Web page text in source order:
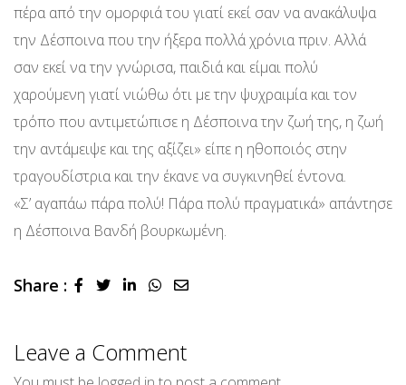
πέρα από την ομορφιά του γιατί εκεί σαν να ανακάλυψα
την Δέσποινα που την ήξερα πολλά χρόνια πριν. Αλλά
σαν εκεί να την γνώρισα, παιδιά και είμαι πολύ
χαρούμενη γιατί νιώθω ότι με την ψυχραιμία και τον
τρόπο που αντιμετώπισε η Δέσποινα την ζωή της, η ζωή
την αντάμειψε και της αξίζει» είπε η ηθοποιός στην
τραγουδίστρια και την έκανε να συγκινηθεί έντονα.
«Σ’ αγαπάω πάρα πολύ! Πάρα πολύ πραγματικά» απάντησε
η Δέσποινα Βανδή βουρκωμένη.
Share : LinkedInWhatsapp
Share
Leave a Comment